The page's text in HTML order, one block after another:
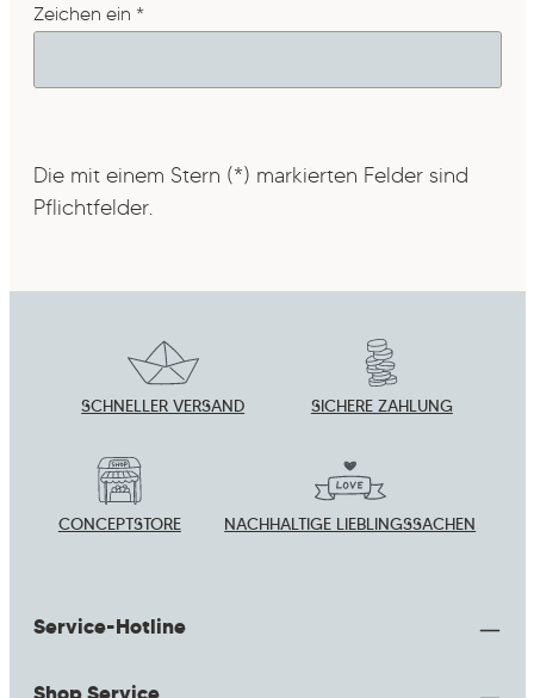
Zeichen ein *
Die mit einem Stern (*) markierten Felder sind
Pflichtfelder.
SCHNELLER VERSAND SICHERE ZAHLUNG
CONCEPTSTORE NACHHALTIGE LIEBLINGSSACHEN
Service-Hotline